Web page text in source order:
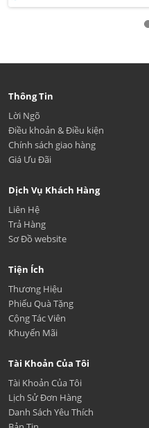
Thông Tin
Lời Ngõ
Điều khoản & Điều kiện
Chính sách giao hàng
Giá Ưu Đãi
Dịch Vụ Khách Hàng
Liên Hệ
Trả Hàng
Sơ Đồ website
Tiện Ích
Thương Hiệu
Phiếu Quà Tặng
Cộng Tác Viên
Khuyến Mãi
Tài Khoản Của Tôi
Tài Khoản Của Tôi
Lịch Sử Đơn Hàng
Danh Sách Yêu Thích